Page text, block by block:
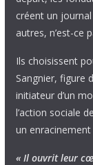
créent un
autres, n’est-ce
Ils choisissent
Sangnier, figure
initiateur d’un
l’action sociale
un
« Il ouvrit leur